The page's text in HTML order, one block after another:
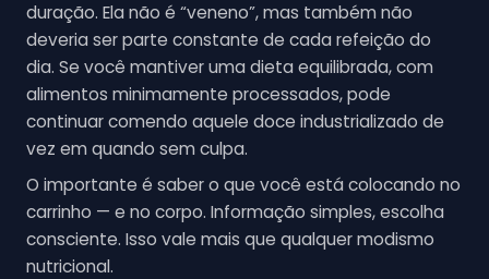
duração. Ela não é “veneno”, mas também não
deveria ser parte constante de cada refeição do
dia. Se você mantiver uma dieta equilibrada, com
alimentos minimamente processados, pode
continuar comendo aquele doce industrializado de
vez em quando sem culpa.
O importante é saber o que você está colocando no
carrinho — e no corpo. Informação simples, escolha
consciente. Isso vale mais que qualquer modismo
nutricional.